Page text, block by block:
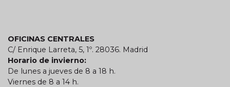
OFICINAS CENTRALES
C/ Enrique Larreta, 5, 1º. 28036. Madrid
Horario de invierno:
De lunes a jueves de 8 a 18 h.
Viernes de 8 a 14 h.